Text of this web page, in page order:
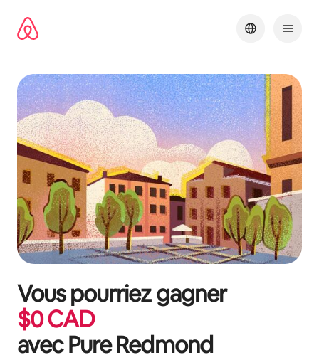
directement
Vous pourriez gagner
$0CAD
avecPure Redmond